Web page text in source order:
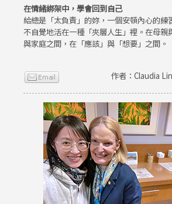
在情緒綁架中，學會回到自己
給總是「太負責」的妳，一個安頓內心的練
不自覺地活在一種「夾層人生」裡。在母親
與家庭之間，在「應該」與「想要」之間。
作者：Claudia